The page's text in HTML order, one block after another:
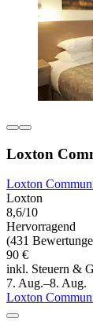
Loxton
Loxton
Loxton
8,6/10
Hervorragend
(431
90 €
inkl. Steuern &
7. Aug.–8. Aug.
Loxton